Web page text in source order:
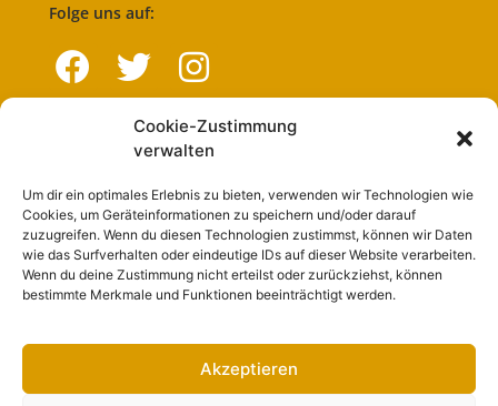
Cookie-Zustimmung
verwalten
Um dir ein optimales Erlebnis zu bieten, verwenden wir Technologien wie
Cookies, um Geräteinformationen zu speichern und/oder darauf
zuzugreifen. Wenn du diesen Technologien zustimmst, können wir Daten
wie das Surfverhalten oder eindeutige IDs auf dieser Website verarbeiten.
Wenn du deine Zustimmung nicht erteilst oder zurückziehst, können
bestimmte Merkmale und Funktionen beeinträchtigt werden.
Akzeptieren
Folge uns auf:
Navigation
Start
Nutzungsbedingungen
Abo
Kontakt